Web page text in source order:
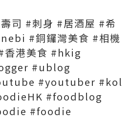
司 #刺身 #居酒屋 #希
#銅鑼灣美食 #相機
香港美食 #hkig
#ublog
#youtuber #kol
#foodblog
#foodie